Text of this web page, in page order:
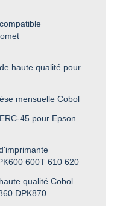
haute qualité pour
mensuelle Cobol
45 pour Epson
600T 610 620
qualité Cobol
DPK870